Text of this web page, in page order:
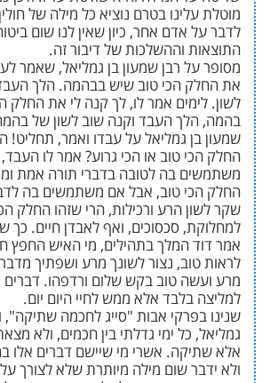
בטרם נוציא כל מילה של חולין מפינו, ובפרט
אחר, כיון שאין לנו שום ביטוח מה יהיו
וההשלכות של דיבור זה.
רבן שמעון בן גמליאל, שאמר לעבדו, קנה לי
הכי טוב שיש בבהמה. הלך העבד, וקנה לו
אמר לו, לך קנה לי את החלק הכי גרוע שיש
העבד וקנה שוב לשון של בהמה. התפלא רבן
גמליאל על עבדו ואמר, תחליט! הלשון היא
טוב או הכי גרוע? אמר לו העבד, הלשון, אם
בה לטובה בדברי תורה אמת ומוסר, הרי שהיא
טוב, אבל אם משתמשים בה לדברים בטלים,
הרע ורכילות, הרי שזהו החלק הכי גרוע שמוביל
סכסוכים, ואף לאבדן חיים. כך שלא לחינם
המלך בתהילים, מי האיש החפץ חיים אוהב ימים
נצור לשונך מרע ושפתיך מדבר מרמה, סור
טוב בקש שלום ורדפהו. דברים אלו לא נאמרו
אלא ממש לחיי היום יום.
אבות "סייג לחכמה שתיקה", ואמר רבן
ימי גדלתי בין חכמים, ולא מצאתי טוב לגוף
אשרי מי שיישם דברים אלו בחייו הפרטיים,
שום מילה מיותרת שלא לצורך על חברו, אשתו,